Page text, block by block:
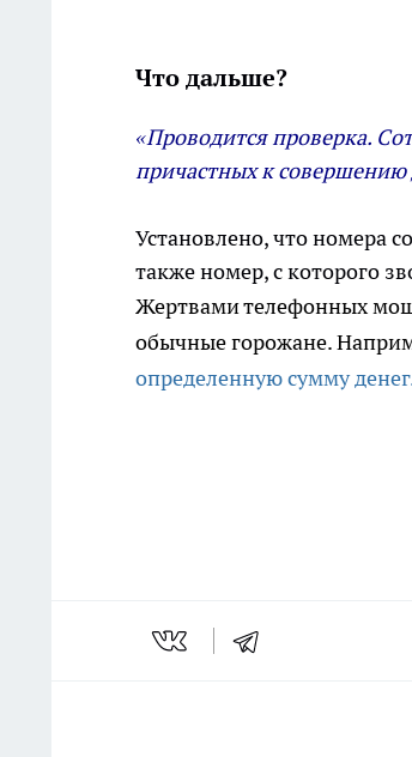
Что дальше?
«Проводится проверка.
причастных к совершению
Установлено, что номера
также номер, с которого
Жертвами телефонных
обычные горожане.
определенную сумму